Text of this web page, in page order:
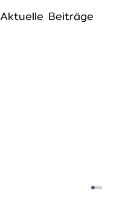
Aktuelle Beiträge